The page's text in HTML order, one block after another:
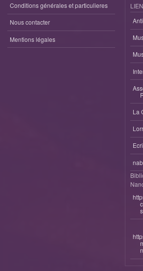
Conditions générales et particulieres
Nous contacter
Mentions légales
La